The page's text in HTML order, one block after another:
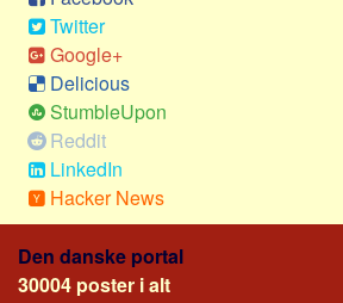
Forbrug
Social sikring og sundhed
Transport
Alle
Aspekter
Økonomi
Jura og regler
Twitter
Google+
Delicious
StumbleUpon
Reddit
LinkedIn
Hacker News
Den danske portal
30004 poster i alt